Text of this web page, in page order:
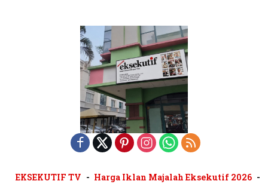
EKSEKUTIF TV
Harga Iklan Majalah Eksekutif 2026